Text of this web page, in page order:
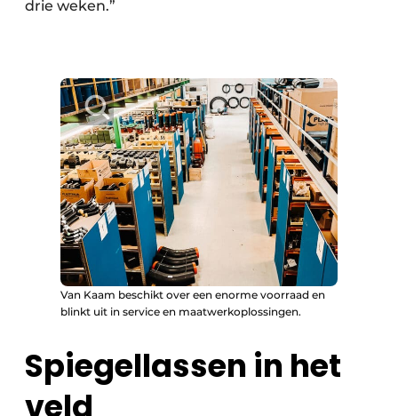
drie weken.”
Van Kaam beschikt over een enorme voorraad en
blinkt uit in service en maatwerkoplossingen.
Spiegellassen in het
veld